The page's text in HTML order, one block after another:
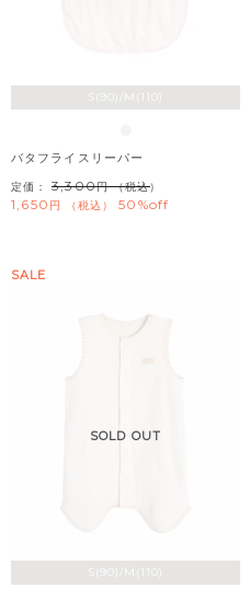
S(90)/M(110)
バタフライスリーパー
定価： 3,300 （税込）
1,650 税込 50%off
S(90)/M(110)
SOLD OUT
SALE